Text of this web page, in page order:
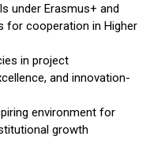
under Erasmus+ and
for cooperation in Higher
in project
and innovation-
environment for
growth